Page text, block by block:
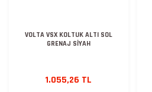
VOLTA VSX KOLTUK ALTI SOL
GRENAJ SİYAH
1.055,26 TL